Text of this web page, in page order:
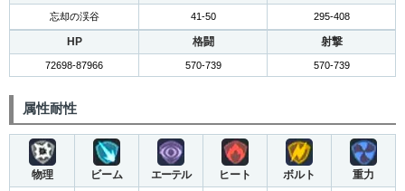
忘却の渓谷 41-50 295-408
HP 格闘 射撃
72698-87966 570-739 570-739
属性耐性
物理 ビーム エーテル ヒート ボルト 重力